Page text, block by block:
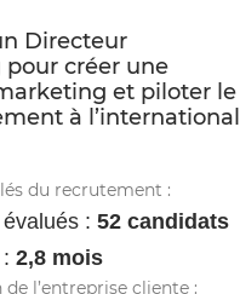
Directeur
créer une
et piloter le
à l’international
du recrutement :
: 52 candidats
2,8 mois
l’entreprise cliente :